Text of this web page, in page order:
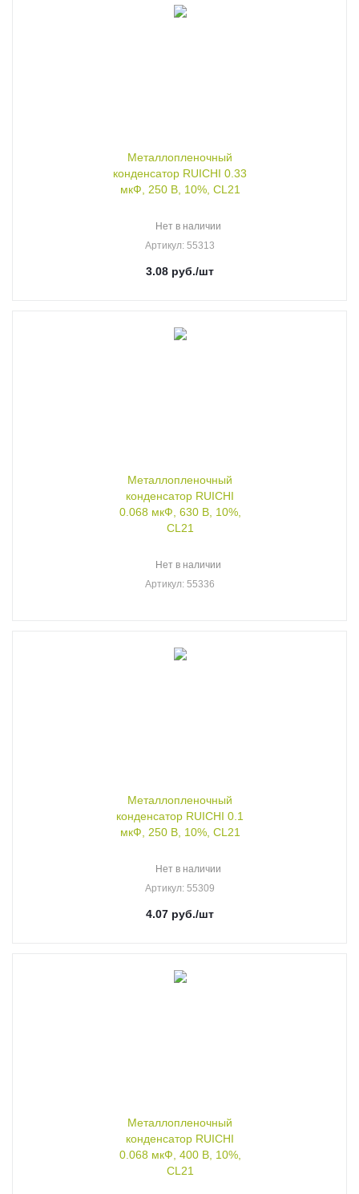
Металлопленочный
конденсатор RUICHI 0.33
мкФ, 250 В, 10%, CL21
Нет в наличии
Артикул: 55313
3.08 руб./шт
Металлопленочный
конденсатор RUICHI
0.068 мкФ, 630 В, 10%,
CL21
Нет в наличии
Артикул: 55336
Металлопленочный
конденсатор RUICHI 0.1
мкФ, 250 В, 10%, CL21
Нет в наличии
Артикул: 55309
4.07 руб./шт
Металлопленочный
конденсатор RUICHI
0.068 мкФ, 400 В, 10%,
CL21